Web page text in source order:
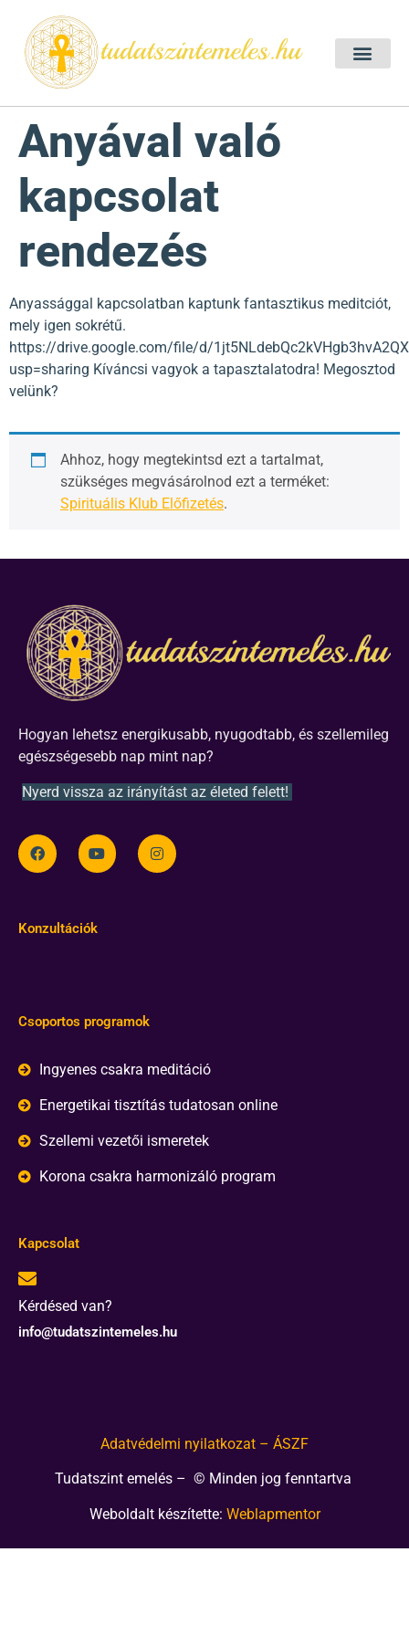
Anyával való
kapcsolat
rendezés
Anyassággal kapcsolatban kaptunk fantasztikus meditciót,
mely igen sokrétű.
https://drive.google.com/file/d/
usp=sharing Kíváncsi vagyok a tapasztalatodra! Megosztod
velünk?
Ahhoz, hogy megtekintsd ezt a tartalmat,
szükséges megvásárolnod ezt a terméket:
Spirituális Klub Előfizetés.
Hogyan lehetsz energikusabb, nyugodtabb, és szellemileg
egészségesebb nap mint nap?
Nyerd vissza az irányítást az életed felett!
Konzultációk
Csoportos programok
Ingyenes csakra meditáció
Energetikai tisztítás tudatosan online
Szellemi vezetői ismeretek
Korona csakra harmonizáló program
Kapcsolat
Kérdésed van?
info@tudatszintemeles.hu
Adatvédelmi nyilatkozat – ÁSZF
Tudatszint emelés – © Minden jog fenntartva
Weboldalt készítette: Weblapmentor